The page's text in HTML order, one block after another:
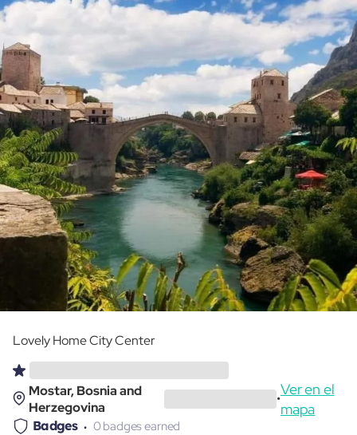
Lovely Home City Center
Mostar, Bosnia and
Herzegovina
•
Ver en el
mapa
Badges 0 badges earned